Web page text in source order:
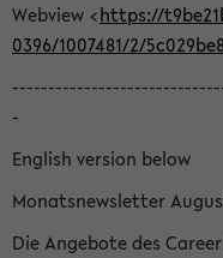
Webview <https://
0396/1007481/2/
-
English version below
Monatsnewsletter
Die Angebote des